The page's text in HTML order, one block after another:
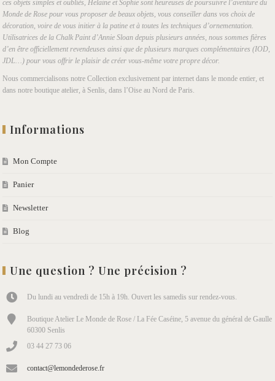
ces objets simples et oubliés, Helaine et Sophie sont heureuses de poursuivre l’aventure du
Monde de Rose pour vous proposer de beaux objets, vous conseiller dans vos choix de
décoration, voire de vous initier à la patine et à toutes les techniques d’ornementation.
Utilisatrices de la Chalk Paint d’Annie Sloan depuis plusieurs années, nous sommes fières
d’en être officiellement revendeuses ainsi que de plusieurs marques complémentaires (IOD,
JDL…) pour vous offrir le plaisir de créer vous-même votre propre décor.
Nous commercialisons notre Collection exclusivement par internet dans le monde entier, et
dans notre boutique atelier, à Senlis, dans l’Oise au Nord de Paris.
Informations
Mon Compte
Panier
Newsletter
Blog
Une question ? Une précision ?
Du lundi au vendredi de 15h à 19h. Ouvert les samedis sur rendez-vous.
Boutique Atelier Le Monde de Rose / La Fée Caséine, 5 avenue du général de Gaulle
60300 Senlis
03 44 27 73 06
contact@lemondederose.fr